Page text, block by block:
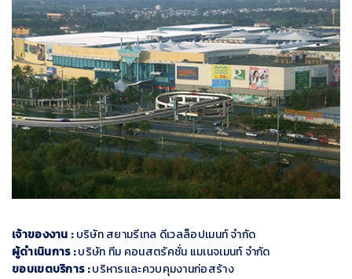
เจ้าของงาน :บริษัท สยามรีเทล ดีเวลล็อปเมนท์ จำกัด
ผู้ดำเนินการ :บริษัท ทีม คอนสตรัคชั่น แมเนจเมนท์ จำกัด
ขอบเขตบริการ :บริหารและควบคุมงานก่อสร้าง